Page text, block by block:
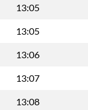
13:05
13:05
13:06
13:07
13:08